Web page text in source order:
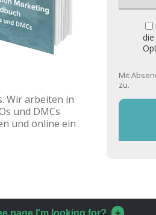
Wir arbeiten in
und DMCs
und online ein
Mit
zu.